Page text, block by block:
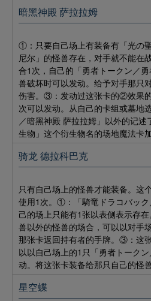
暗黑神殿 萨拉拉姆
①：只要自己场上有装备有「光の
尼尔」的怪兽存在，对手就不能在
合1次，自己的「勇者トークン／
兽破坏时可以发动。给予对手那只
伤害。③：发动过这张卡的②效果
次可以发动。从自己的卡组或墓地
／暗黑神殿 萨拉拉姆」以外的记
生物」这个衍生物名的场地魔法卡
骑龙 德拉科巴克
只有自己场上的怪兽才能装备。
使用1次。①：「騎竜ドラコバッ
己的场上只能有1张以表侧表示存
兽以外的怪兽的场合，可以以对手
那张卡返回持有者的手牌。③：这
以以自己场上的1只「勇者トーク
动。将这张卡装备给那只自己的怪兽
星空蝶